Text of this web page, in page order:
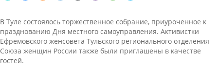
В Туле состоялось торжественное собрание, приуроченное к
празднованию Дня местного самоуправления. Активистки
Ефремовского женсовета Тульского регионального отделения
Союза женщин России также были приглашены в качестве
гостей.